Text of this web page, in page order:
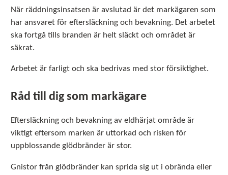
När räddningsinsatsen är avslutad är det markägaren som
har ansvaret för eftersläckning och bevakning. Det arbetet
ska fortgå tills branden är helt släckt och området är
säkrat.
Arbetet är farligt och ska bedrivas med stor försiktighet.
Råd till dig som markägare
Eftersläckning och bevakning av eldhärjat område är
viktigt eftersom marken är uttorkad och risken för
uppblossande glödbränder är stor.
Gnistor från glödbränder kan sprida sig ut i obrända eller